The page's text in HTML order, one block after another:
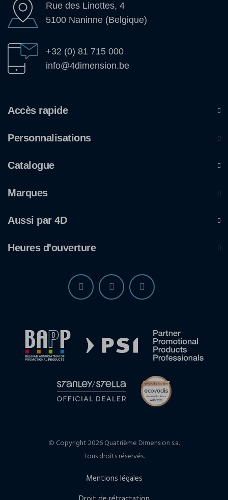
Rue des Linottes, 4
5100 Naninne (Belgique)
+32 (0) 81 715 000
info@4dimension.be
Accès rapide
Personnalisations
Catalogue
Marques
Aussi par 4D
Heures d'ouverture
© Copyright 2026 Quatrième Dimension s.a.
Tous droits réservés.
Mentions légales